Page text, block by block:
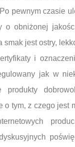
pewnym czasie
obniżonej
smak jest ostry,
i
jak w
produkty
o tym, z czego jest